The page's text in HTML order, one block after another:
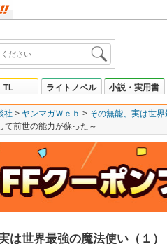
TL ライトノベル 小説・実用書
社 ヤンマガＷｅｂ その無能、実は世
前世の能力が蘇った～
は世界最強の魔法使い（１